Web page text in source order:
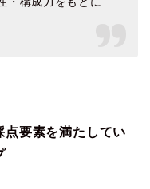
要素を満たしてい